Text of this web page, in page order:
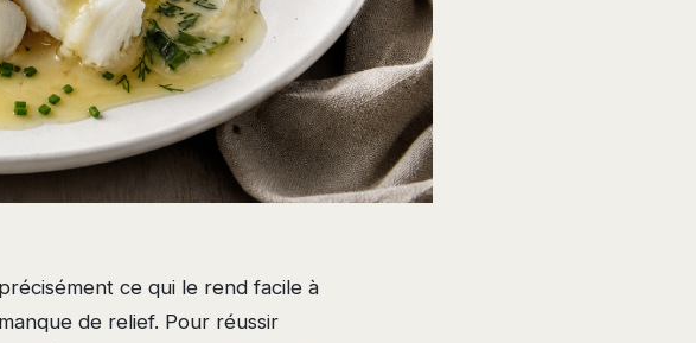
ce qui le rend facile à
de relief. Pour réussir